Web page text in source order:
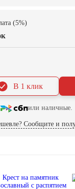
(5%)
В 1 клик
или наличные.
Сообщите и